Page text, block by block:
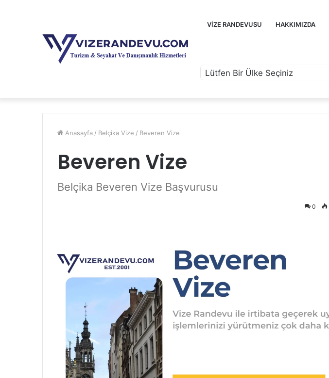
VIZE RANDEVUSU HAKKIMIZDA
Anasayfa / Belçika Vize / Beveren Vize
Beveren Vize
Belçika Beveren Vize Başvurusu
0